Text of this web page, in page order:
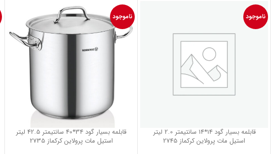
ناموجود
قابلمه بسیار گود 14*14 سانتیمتر 2.0 لیتر
استیل مات پرولاین کرکماز 2745
ناموجود
قابلمه بسیار گود 34*40 سانتیمتر 42.5 لیتر
استیل مات پرولاین کرکماز 2735